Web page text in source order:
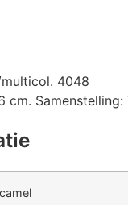
4048
cm.
camel